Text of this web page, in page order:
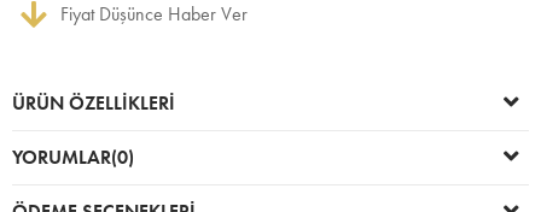
Fiyat Düşünce Haber Ver
ÜRÜN ÖZELLIKLERI
YORUMLAR(0)